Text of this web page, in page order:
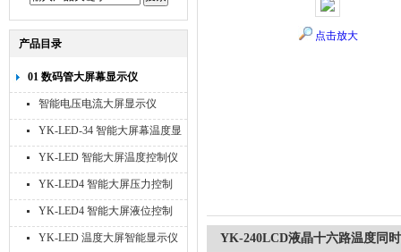
产品目录
01 数码管大屏幕显示仪
智能电压电流大屏显示仪
YK-LED-34 智能大屏幕温度显
示仪
YK-LED 智能大屏温度控制仪
YK-LED4 智能大屏压力控制
仪
YK-LED4 智能大屏液位控制
仪
YK-LED 温度大屏智能显示仪
点击放大
YK-240LCD液晶十六路温度同